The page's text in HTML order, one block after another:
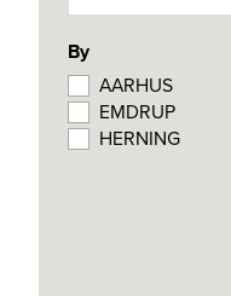
By
AARHUS
EMDRUP
HERNING